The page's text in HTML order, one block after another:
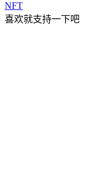
NFT
喜欢就支持一下吧